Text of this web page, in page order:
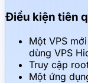
Điều kiện tiên
Một VPS
dùng VPS
Truy cập
Một ứng